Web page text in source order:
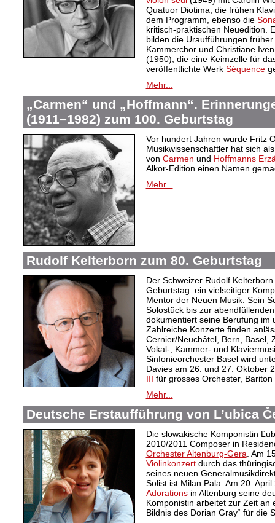
Quatuor Diotima, die frühen
dem Programm, ebenso die
kritisch-praktischen Neuedition.
bilden die Uraufführungen
Kammerchor und Christiane
(1950), die eine Keimzelle für
veröffentlichte Werk Séquence
Mehr...
„Carmen“ und „Hoffmann“.
(1911–1982) zum 100. Geburtstag
Vor hundert Jahren wurde Fritz
Musikwissenschaftler hat sich
von Carmen und Hoffmanns
Alkor-Edition einen Namen
Mehr...
Rudolf Kelterborn zum 80. Geburtstag
Der Schweizer Rudolf
Geburtstag: ein vielseitiger
Mentor der Neuen Musik. Sein
Solostück bis zur
dokumentiert seine Berufung im
Zahlreiche Konzerte finden
Cernier/Neuchâtel, Bern, Basel,
Vokal-, Kammer- und
Sinfonieorchester Basel wird
Davies am 26. und 27. Oktober
III für grosses Orchester,
Mehr...
Deutsche Erstaufführung von L’ubica
Die slowakische Komponistin
2010/2011 Composer in
Orchester Altenburg-Gera . Am
Violinkonzert durch das
seines neuen
Solist ist Milan Pala. Am 20.
Adorations in Altenburg seine
Komponistin arbeitet zur Zeit an
Bildnis des Dorian Gray“ für die